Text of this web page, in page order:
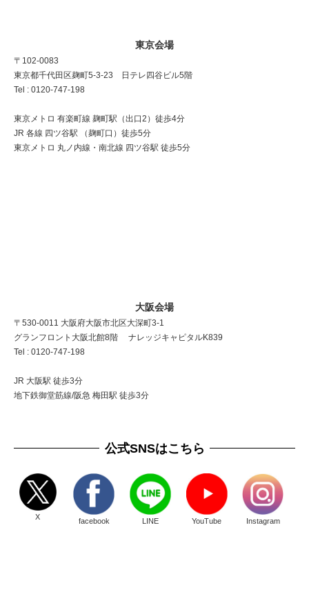
東京会場
〒102-0083
東京都千代田区麹町5-3-23 日テレ四谷ビル5階
Tel : 0120-747-198
東京メトロ 有楽町線 麹町駅（出口2）徒歩4分
JR 各線 四ツ谷駅 （麹町口）徒歩5分
東京メトロ 丸ノ内線・南北線 四ツ谷駅 徒歩5分
大阪会場
〒530-0011 大阪府大阪市北区大深町3-1
グランフロント大阪北館8階 ナレッジキャピタルK839
Tel : 0120-747-198
JR 大阪駅 徒歩3分
地下鉄御堂筋線/阪急 梅田駅 徒歩3分
公式SNSはこちら
X facebook LINE YouTube Instagram